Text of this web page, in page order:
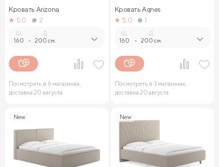
Кровать Arizona
5.0
2
160 -
Д.
200 см.
Посмотреть в 6 магазинах,
доставка 20 августа
Кровать Agnes
5.0
1
160 -
Д.
200 см.
Посмотреть в 3 магазинах,
доставка 20 августа
New New